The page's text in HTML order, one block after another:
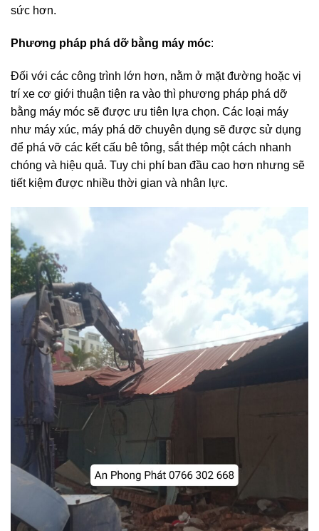
sức hơn.
Phương pháp phá dỡ bằng máy móc:
Đối với các công trình lớn hơn, nằm ở mặt đường hoặc vị
trí xe cơ giới thuận tiện ra vào thì phương pháp phá dỡ
bằng máy móc sẽ được ưu tiên lựa chọn. Các loại máy
như máy xúc, máy phá dỡ chuyên dụng sẽ được sử dụng
để phá vỡ các kết cấu bê tông, sắt thép một cách nhanh
chóng và hiệu quả. Tuy chi phí ban đầu cao hơn nhưng sẽ
tiết kiệm được nhiều thời gian và nhân lực.